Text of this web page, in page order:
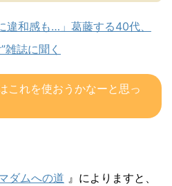
違和感も…」葛藤する40代、
雑誌に聞く
これを使おうかなーと思っ
ダムへの道 』によりますと、